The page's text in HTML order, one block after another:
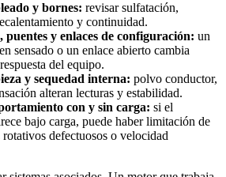
y bornes: revisar sulfatación,
y continuidad.
y enlaces de configuración: un
sensado o un enlace abierto cambia
del equipo.
y sequedad interna: polvo conductor,
alteran lecturas y estabilidad.
con y sin carga: si el
bajo carga, puede haber limitación de
defectuosos o velocidad